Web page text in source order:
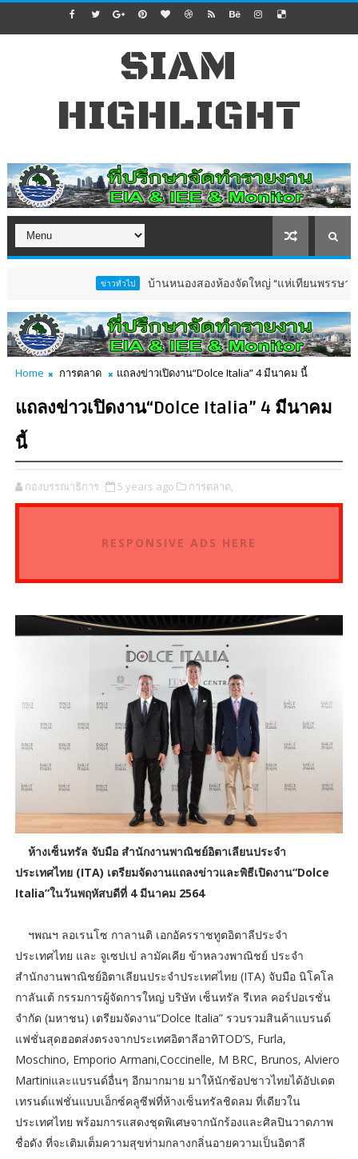
SIAM
HIGHLIGHT
บ้านหนองสองห้องจัดใหญ่ “แห่เทียนพรรษา–ผ้าป่าซาเ
Home การตลาด แถลงข่าวเปิดงาน“Dolce Italia” 4 มีนาคม นี้
แถลงข่าวเปิดงาน“Dolce Italia” 4 มีนาคม
นี้
กองบรรณาธิการ 5 years ago การตลาด,
RESPONSIVE ADS HERE
ห้างเซ็นทรัล จับมือ สำนักงานพาณิชย์อิตาเลียนประจำ
ประเทศไทย (ITA) เตรียมจัดงานแถลงข่าวและพิธีเปิดงาน“Dolce
Italia”ในวันพฤหัสบดีที่ 4 มีนาคม 2564
ฯพณฯ ลอเรนโซ กาลานติ เอกอัครราชทูตอิตาลีประจำ
ประเทศไทย และ จูเซปเป ลามัคเคีย ข้าหลวงพาณิชย์ ประจำ
สำนักงานพาณิชย์อิตาเลียนประจำประเทศไทย (ITA) จับมือ นิโคโล
กาลันเต้ กรรมการผู้จัดการใหญ่ บริษัท เซ็นทรัล รีเทล คอร์ปอเรชั่น
จำกัด (มหาชน) เตรียมจัดงาน“Dolce Italia” รวบรวมสินค้าแบรนด์
แฟชั่นสุดฮอตส่งตรงจากประเทศอิตาลีอาทิTOD’S, Furla,
Moschino, Emporio Armani,Coccinelle, M BRC, Brunos, Alviero
Martiniและแบรนด์อื่นๆ อีกมากมาย มาให้นักช้อปชาวไทยได้อัปเดต
เทรนด์แฟชั่นแบบเอ็กซ์คลูซีฟที่ห้างเซ็นทรัลชิดลม ที่เดียวใน
ประเทศไทย พร้อมการแสดงชุดพิเศษจากนักร้องและศิลปินวาดภาพ
ชื่อดัง ที่จะเติมเต็มความสุขท่ามกลางกลิ่นอายความเป็นอิตาลี